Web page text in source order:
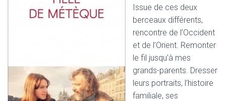
Issue de ces deux
berceaux différents,
rencontre de l’Occident
et de l’Orient. Remonter
le fil jusqu’à mes
grands-parents. Dresser
leurs portraits, l’histoire
familiale, ses